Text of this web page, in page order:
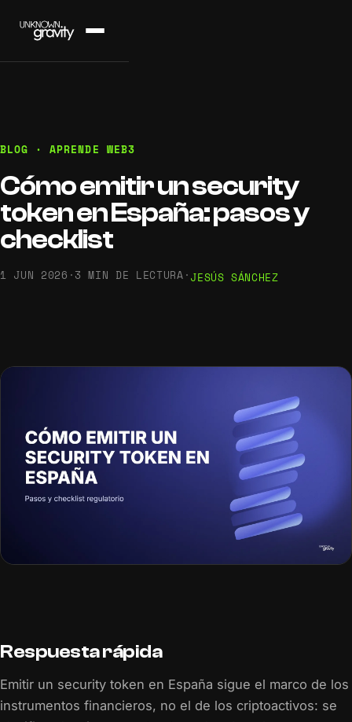
BLOG · APRENDE WEB3
Cómo emitir un security
token en España: pasos y
checklist
1 JUN 2026 · 3 MIN DE LECTURA · JESÚS SÁNCHEZ
Respuesta rápida
Emitir un security token en España sigue el marco de los
instrumentos financieros, no el de los criptoactivos: se